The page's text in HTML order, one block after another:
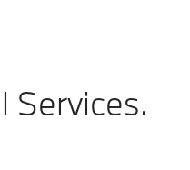
Services.